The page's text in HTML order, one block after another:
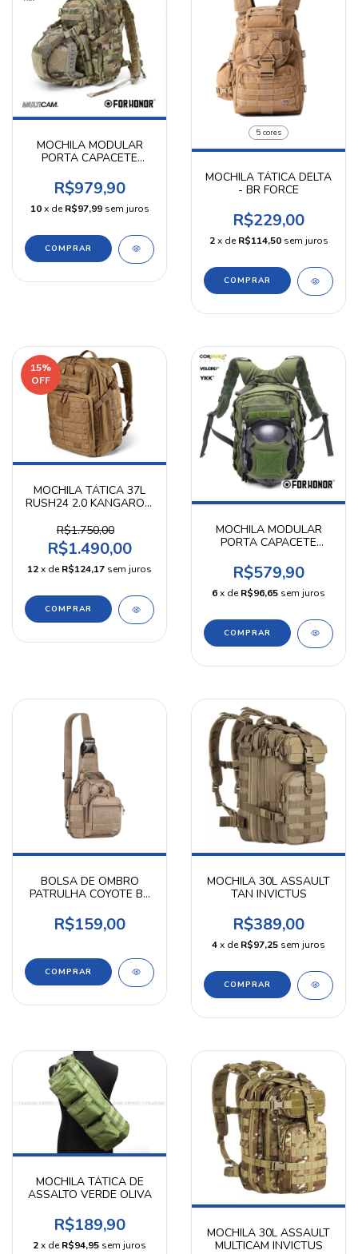
MOCHILA MODULAR
PORTA CAPACETE
R$979,90
10 x deR$97,99 sem juros
5 cores
MOCHILA TÁTICA DELTA
- BR FORCE
R$229,00
2 x deR$114,50 sem juros
COMPRAR
15%
OFF
MOCHILA TÁTICA 37L
RUSH24 2.0 KANGAROO
R$1.750,00
R$1.490,00
12x deR$124,17 sem juros
MOCHILA MODULAR
PORTA CAPACETE
R$579,90
6x deR$96,65 sem juros
BOLSA DE OMBRO
PATRULHA COYOTE BR
R$159,00
MOCHILA 30L ASSAULT
TAN INVICTUS
R$389,00
4x deR$97,25 sem juros
MOCHILA TÁTICA DE
ASSALTO VERDE OLIVA
R$189,90
2x deR$94,95 sem juros
MOCHILA 30L ASSAULT
MULTICAM INVICTUS